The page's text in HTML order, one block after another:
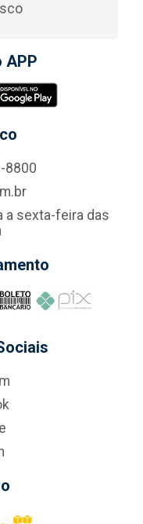
APP
8800
a sexta-feira das